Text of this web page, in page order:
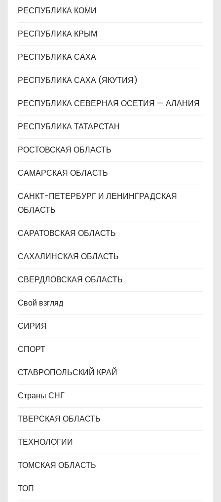
РЕСПУБЛИКА КОМИ
РЕСПУБЛИКА КРЫМ
РЕСПУБЛИКА САХА
РЕСПУБЛИКА САХА (ЯКУТИЯ)
РЕСПУБЛИКА СЕВЕРНАЯ ОСЕТИЯ — АЛАНИЯ
РЕСПУБЛИКА ТАТАРСТАН
РОСТОВСКАЯ ОБЛАСТЬ
САМАРСКАЯ ОБЛАСТЬ
САНКТ-ПЕТЕРБУРГ И ЛЕНИНГРАДСКАЯ
ОБЛАСТЬ
САРАТОВСКАЯ ОБЛАСТЬ
САХАЛИНСКАЯ ОБЛАСТЬ
СВЕРДЛОВСКАЯ ОБЛАСТЬ
Свой взгляд
СИРИЯ
СПОРТ
СТАВРОПОЛЬСКИЙ КРАЙ
Страны СНГ
ТВЕРСКАЯ ОБЛАСТЬ
ТЕХНОЛОГИИ
ТОМСКАЯ ОБЛАСТЬ
ТОП